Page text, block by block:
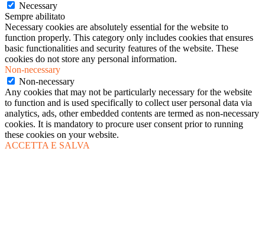
Necessary
Sempre abilitato
Necessary cookies are absolutely essential for the website to
function properly. This category only includes cookies that ensures
basic functionalities and security features of the website. These
cookies do not store any personal information.
Non-necessary
Non-necessary
Any cookies that may not be particularly necessary for the website
to function and is used specifically to collect user personal data via
analytics, ads, other embedded contents are termed as non-necessary
cookies. It is mandatory to procure user consent prior to running
these cookies on your website.
ACCETTA E SALVA